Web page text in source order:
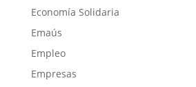
Economía Solidaria
Emaús
Empleo
Empresas